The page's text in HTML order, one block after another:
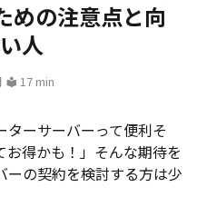
めの注意点と向
人
17 min
ターサーバーって便利そ
お得かも！」そんな期待を
の契約を検討する方は少